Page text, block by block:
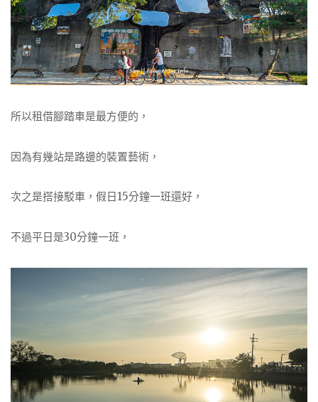
所以租借腳踏車是最方便的，
因為有幾站是路邊的裝置藝術，
次之是搭接駁車，假日15分鐘一班還好，
不過平日是30分鐘一班，